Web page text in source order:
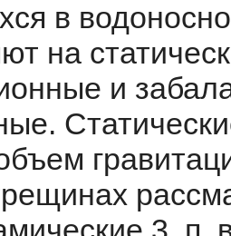
в
на
и